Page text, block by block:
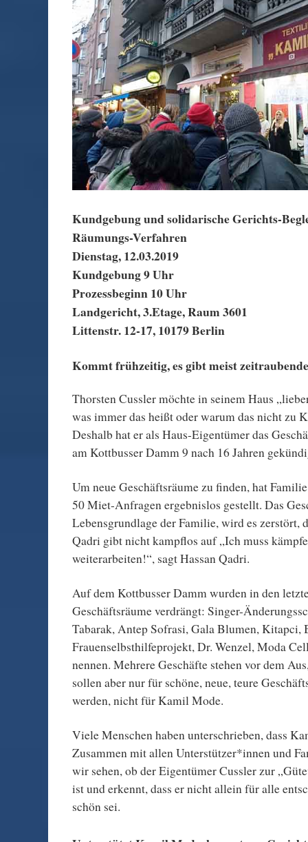
Kundgebung und solidarische Gerichts-
Räumungs-Verfahren
Dienstag, 12.03.2019
Kundgebung 9 Uhr
Prozessbeginn 10 Uhr
Landgericht, 3.Etage, Raum 3601
Littenstr. 12-17, 10179 Berlin
Kommt frühzeitig, es gibt meist
Thorsten Cussler möchte in seinem Haus
was immer das heißt oder warum das nicht zu
Deshalb hat er als Haus-Eigentümer das
am Kottbusser Damm 9 nach 16 Jahren
Um neue Geschäftsräume zu finden, hat
50 Miet-Anfragen ergebnislos gestellt. Das
Lebensgrundlage der Familie, wird es zerstört,
Qadri gibt nicht kampflos auf „Ich muss
weiterarbeiten!“, sagt Hassan Qadri.
Auf dem Kottbusser Damm wurden in den
Geschäftsräume verdrängt: Singer-
Tabarak, Antep Sofrasi, Gala Blumen, Kitapci,
Frauenselbsthilfeprojekt, Dr. Wenzel, Moda
nennen. Mehrere Geschäfte stehen vor dem
sollen aber nur für schöne, neue, teure
werden, nicht für Kamil Mode.
Viele Menschen haben unterschrieben, dass
Zusammen mit allen Unterstützer*innen und
wir sehen, ob der Eigentümer Cussler zur
ist und erkennt, dass er nicht allein für alle
schön sei.